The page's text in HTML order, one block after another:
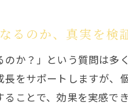
るのか、真実を検
のか？」という質問は
長をサポートしますが
ことで、効果を実感で